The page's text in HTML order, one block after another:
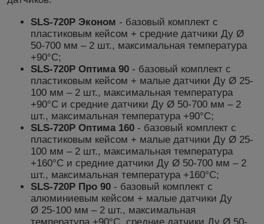
SLS-720P Эконом - базовый комплект с
пластиковым кейсом + средние датчики Ду Ø
50-700 мм – 2 шт., максимальная температура
+90°С;
SLS-720P Оптима 90 - базовый комплект с
пластиковым кейсом + малые датчики Ду Ø 25-
100 мм – 2 шт., максимальная температура
+90°С и средние датчики Ду Ø 50-700 мм – 2
шт., максимальная температура +90°С;
SLS-720P Оптима 160 - базовый комплект с
пластиковым кейсом + малые датчики Ду Ø 25-
100 мм – 2 шт., максимальная температура
+160°С и средние датчики Ду Ø 50-700 мм – 2
шт., максимальная температура +160°С;
SLS-720P Про 90 - базовый комплект с
алюминиевым кейсом + малые датчики Ду
Ø 25-100 мм – 2 шт., максимальная